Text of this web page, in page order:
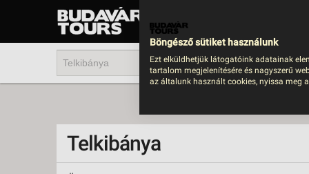
UTAZÁS
Telkibánya
Böngésző sütiket használunk
Ezt elküldhetjük látogatóink adatainak
tartalom megjelenítésére és nagyszerű
az általunk használt cookies, nyissa meg